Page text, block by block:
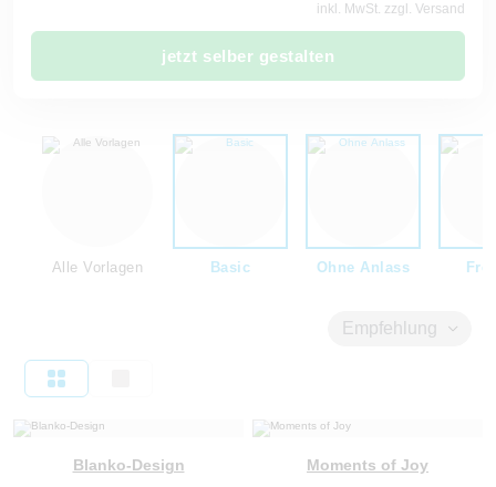
inkl. MwSt. zzgl. Versand
jetzt selber gestalten
Alle Vorlagen Basic Ohne Anlass
Empfehlung
Blanko-Design Moments of Joy